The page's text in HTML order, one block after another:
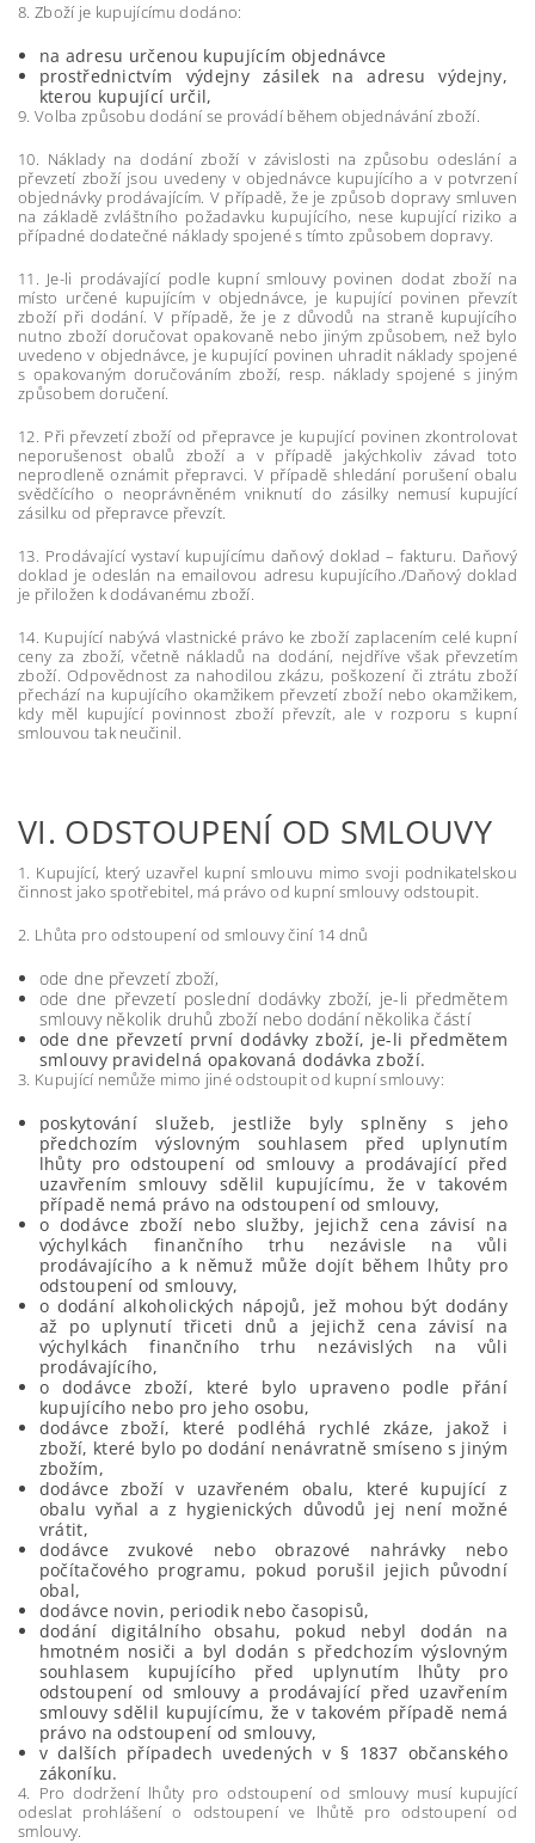
8. Zboží je kupujícímu dodáno:
na adresu určenou kupujícím objednávce
prostřednictvím výdejny zásilek na adresu výdejny,
kterou kupující určil,
9. Volba způsobu dodání se provádí během objednávání zboží.
10. Náklady na dodání zboží v závislosti na způsobu odeslání a
převzetí zboží jsou uvedeny v objednávce kupujícího a v potvrzení
objednávky prodávajícím. V případě, že je způsob dopravy smluven
na základě zvláštního požadavku kupujícího, nese kupující riziko a
případné dodatečné náklady spojené s tímto způsobem dopravy.
11. Je-li prodávající podle kupní smlouvy povinen dodat zboží na
místo určené kupujícím v objednávce, je kupující povinen převzít
zboží při dodání. V případě, že je z důvodů na straně kupujícího
nutno zboží doručovat opakovaně nebo jiným způsobem, než bylo
uvedeno v objednávce, je kupující povinen uhradit náklady spojené
s opakovaným doručováním zboží, resp. náklady spojené s jiným
způsobem doručení.
12. Při převzetí zboží od přepravce je kupující povinen zkontrolovat
neporušenost obalů zboží a v případě jakýchkoliv závad toto
neprodleně oznámit přepravci. V případě shledání porušení obalu
svědčícího o neoprávněném vniknutí do zásilky nemusí kupující
zásilku od přepravce převzít.
13. Prodávající vystaví kupujícímu daňový doklad – fakturu. Daňový
doklad je odeslán na emailovou adresu kupujícího./Daňový doklad
je přiložen k dodávanému zboží.
14. Kupující nabývá vlastnické právo ke zboží zaplacením celé kupní
ceny za zboží, včetně nákladů na dodání, nejdříve však převzetím
zboží. Odpovědnost za nahodilou zkázu, poškození či ztrátu zboží
přechází na kupujícího okamžikem převzetí zboží nebo okamžikem,
kdy měl kupující povinnost zboží převzít, ale v rozporu s kupní
smlouvou tak neučinil.
VI. ODSTOUPENÍ OD SMLOUVY
1. Kupující, který uzavřel kupní smlouvu mimo svoji podnikatelskou
činnost jako spotřebitel, má právo od kupní smlouvy odstoupit.
2. Lhůta pro odstoupení od smlouvy činí 14 dnů
ode dne převzetí zboží,
ode dne převzetí poslední dodávky zboží, je-li předmětem
smlouvy několik druhů zboží nebo dodání několika částí
ode dne převzetí první dodávky zboží, je-li předmětem
smlouvy pravidelná opakovaná dodávka zboží.
3. Kupující nemůže mimo jiné odstoupit od kupní smlouvy:
poskytování služeb, jestliže byly splněny s jeho
předchozím výslovným souhlasem před uplynutím
lhůty pro odstoupení od smlouvy a prodávající před
uzavřením smlouvy sdělil kupujícímu, že v takovém
případě nemá právo na odstoupení od smlouvy,
o dodávce zboží nebo služby, jejichž cena závisí na
výchylkách finančního trhu nezávisle na vůli
prodávajícího a k němuž může dojít během lhůty pro
odstoupení od smlouvy,
o dodání alkoholických nápojů, jež mohou být dodány
až po uplynutí třiceti dnů a jejichž cena závisí na
výchylkách finančního trhu nezávislých na vůli
prodávajícího,
o dodávce zboží, které bylo upraveno podle přání
kupujícího nebo pro jeho osobu,
dodávce zboží, které podléhá rychlé zkáze, jakož i
zboží, které bylo po dodání nenávratně smíseno s jiným
zbožím,
dodávce zboží v uzavřeném obalu, které kupující z
obalu vyňal a z hygienických důvodů jej není možné
vrátit,
dodávce zvukové nebo obrazové nahrávky nebo
počítačového programu, pokud porušil jejich původní
obal,
dodávce novin, periodik nebo časopisů,
dodání digitálního obsahu, pokud nebyl dodán na
hmotném nosiči a byl dodán s předchozím výslovným
souhlasem kupujícího před uplynutím lhůty pro
odstoupení od smlouvy a prodávající před uzavřením
smlouvy sdělil kupujícímu, že v takovém případě nemá
právo na odstoupení od smlouvy,
v dalších případech uvedených v § 1837 občanského
zákoníku.
4. Pro dodržení lhůty pro odstoupení od smlouvy musí kupující
odeslat prohlášení o odstoupení ve lhůtě pro odstoupení od
smlouvy.